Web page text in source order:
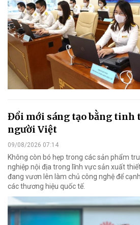
Đổi mới sáng tạo bằng tinh
người Việt
09/08/2026 07:14
Không còn bó hẹp trong các sản phẩm
nghiệp nội địa trong lĩnh vực sản xuất
đang vươn lên làm chủ công nghệ để
các thương hiệu quốc tế.